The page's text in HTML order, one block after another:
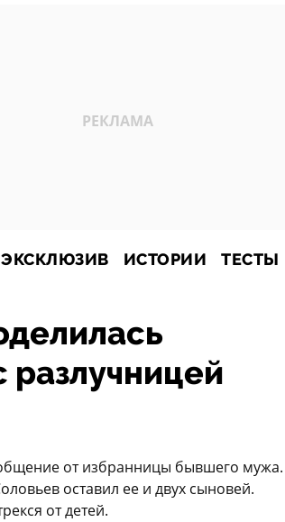
ЭКСКЛЮЗИВ ИСТОРИИ ТЕСТЫ
разлучницей
от избранницы бывшего мужа.
оставил ее и двух сыновей.
от детей.